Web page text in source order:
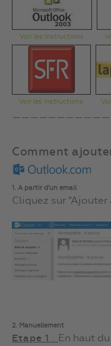
Voir les instructions
Voir les instructions
Comment
1. A partir d’un email
Cliquez sur “Ajouter
2. Manuellement
Etape 1 :
En haut